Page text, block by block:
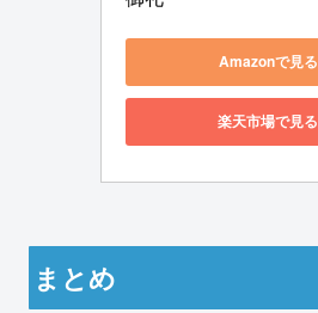
Amazonで見る
楽天市場で見る
まとめ